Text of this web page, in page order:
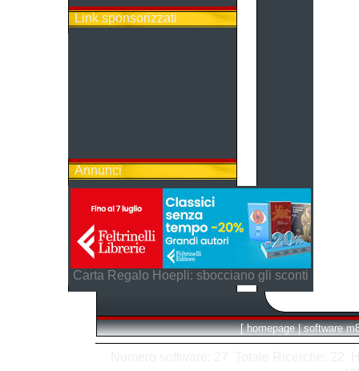
Link sponsorizzati
Annunci
Carta Regalo Hoepli: sbocciano gli sconti
[ homepage | software